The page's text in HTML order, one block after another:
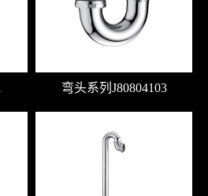
弯头系列J80804103